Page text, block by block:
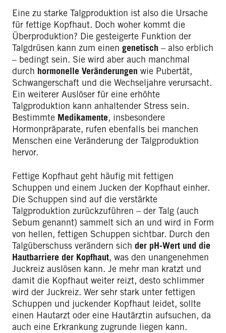
Eine zu starke Talgproduktion ist also die Ursache
für fettige Kopfhaut. Doch woher kommt die
Überproduktion? Die gesteigerte Funktion der
Talgdrüsen kann zum einen genetisch – also erblich
– bedingt sein. Sie wird aber auch manchmal
durch hormonelle Veränderungen wie Pubertät,
Schwangerschaft und die Wechseljahre verursacht.
Ein weiterer Auslöser für eine erhöhte
Talgproduktion kann anhaltender Stress sein.
Bestimmte Medikamente, insbesondere
Hormonpräparate, rufen ebenfalls bei manchen
Menschen eine Veränderung der Talgproduktion
hervor.
Fettige Kopfhaut geht häufig mit fettigen
Schuppen und einem Jucken der Kopfhaut einher.
Die Schuppen sind auf die verstärkte
Talgproduktion zurückzuführen – der Talg (auch
Sebum genannt) sammelt sich an und wird in Form
von hellen, fettigen Schuppen sichtbar. Durch den
Talgüberschuss verändern sich der pH-Wert und die
Hautbarriere der Kopfhaut, was den unangenehmen
Juckreiz auslösen kann. Je mehr man kratzt und
damit die Kopfhaut weiter reizt, desto schlimmer
wird der Juckreiz. Wer sehr stark unter fettigen
Schuppen und juckender Kopfhaut leidet, sollte
einen Hautarzt oder eine Hautärztin aufsuchen, da
auch eine Erkrankung zugrunde liegen kann.